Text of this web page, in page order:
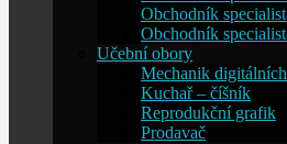
Obchodník
Obchodník
Učební obory
Mechanik
Kuchař – číšník
Reprodukční grafik
Prodavač